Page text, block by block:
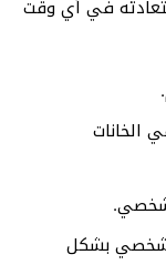
في أي وقت
الخانات
بشكل